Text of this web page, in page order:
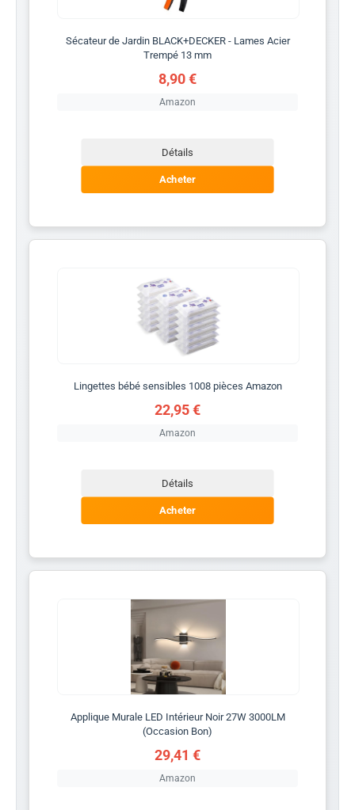
Sécateur de Jardin BLACK+DECKER - Lames Acier
Trempé 13 mm
8,90 €
Amazon
Détails
Acheter
Lingettes bébé sensibles 1008 pièces Amazon
22,95 €
Amazon
Détails
Acheter
Applique Murale LED Intérieur Noir 27W 3000LM
(Occasion Bon)
29,41 €
Amazon